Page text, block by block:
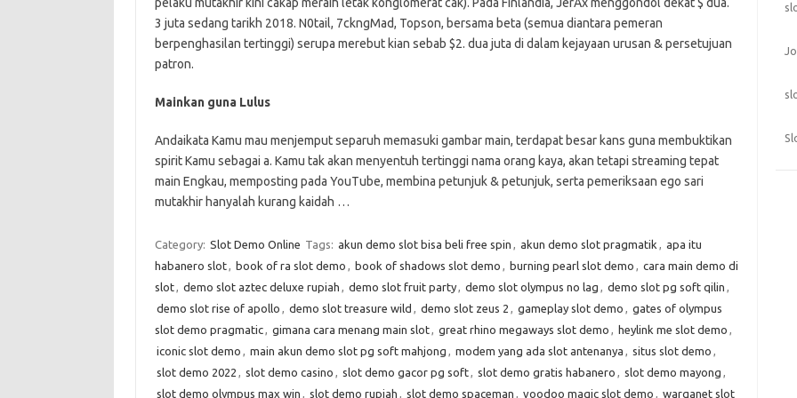
3 juta sedang tarikh 2018. N0tail, 7ckngMad, Topson, bersama beta (semua diantara pemeran
berpenghasilan tertinggi) serupa merebut kian sebab $2. dua juta di dalam kejayaan urusan & persetujuan
patron.
Mainkan guna Lulus
Andaikata Kamu mau menjemput separuh memasuki gambar main, terdapat besar kans guna membuktikan
spirit Kamu sebagai a. Kamu tak akan menyentuh tertinggi nama orang kaya, akan tetapi streaming tepat
main Engkau, memposting pada YouTube, membina petunjuk & petunjuk, serta pemeriksaan ego sari
mutakhir hanyalah kurang kaidah …
Category: Slot Demo Online Tags: akun demo slot bisa beli free spin , akun demo slot pragmatik , apa itu
habanero slot, book of ra slot demo , book of shadows slot demo , burning pearl slot demo , cara main demo di
slot, demo slot aztec deluxe rupiah , demo slot fruit party, demo slot olympus no lag , demo slot pg soft qilin ,
demo slot rise of apollo , demo slot treasure wild , demo slot zeus 2 , gameplay slot demo , gates of olympus
slot demo pragmatic, gimana cara menang main slot, great rhino megaways slot demo , heylink me slot demo ,
iconic slot demo , main akun demo slot pg soft mahjong , modem yang ada slot antenanya , situs slot demo ,
slot demo 2022 , slot demo casino , slot demo gacor pg soft, slot demo gratis habanero , slot demo mayong ,
slot demo olympus max win , slot demo rupiah , slot demo spaceman , voodoo magic slot demo , warganet slot